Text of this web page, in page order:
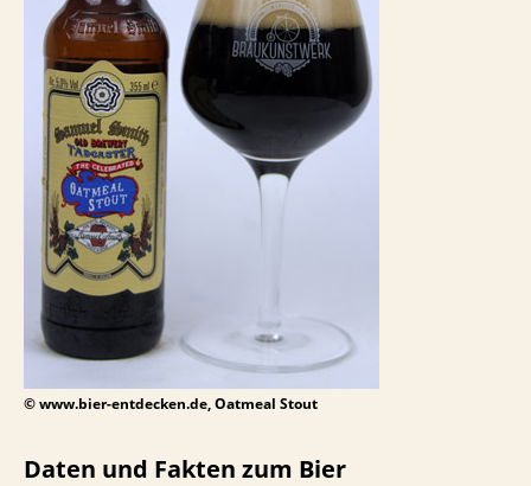
© www.bier-entdecken.de, Oatmeal Stout
Daten und Fakten zum Bier